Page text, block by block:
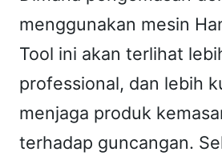
menggunakan mesin
Tool ini akan terlihat
professional, dan lebih
menjaga produk
terhadap guncangan.